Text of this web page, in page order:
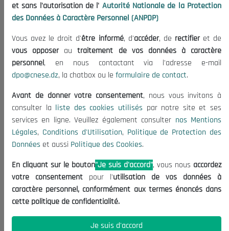
Organisation
Publications
Informations utiles
Appels d'offres et Consultations
Mentions Légales
Conditions d'Utilisation
Politique de Protection des Données
Politique des Cookies
Nous Contacter
(+213) 021 98 01 00|01|02
contact@cnese.dz
Suggestions ou Initiatives ?
Newsletter
dernières nouvelles.
et sans l'autorisation de l' Autorité Nationale de la Protection
des Données à Caractère Personnel (ANPDP)
Vous avez le droit d'être informé, d'accéder, de rectifieret de
vous opposerautraitement de vos données à caractère
personnel, en nous contactant via l'adresse e-mail
dpo@cnese.dz, la chatbox ou le formulaire de contact.
Avant de donner votre consentement, nous vous invitons à
consulter la liste des cookies utilisés par notre site et ses
services en ligne. Veuillez également consulter nos Mentions
Légales, Conditions d'Utilisation, Politique de Protection des
Données et aussi Politique des Cookies.
En cliquant sur le bouton"Je suis d'accord", vous nous accordez
votre consentement pour l'utilisation de vos données à
caractère personnel, conformément aux termes énoncés dans
cette politique de confidentialité.
Je suis d'accord